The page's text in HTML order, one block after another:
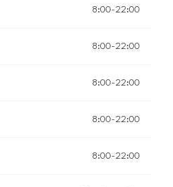
8:00-22:00
8:00-22:00
8:00-22:00
8:00-22:00
8:00-22:00